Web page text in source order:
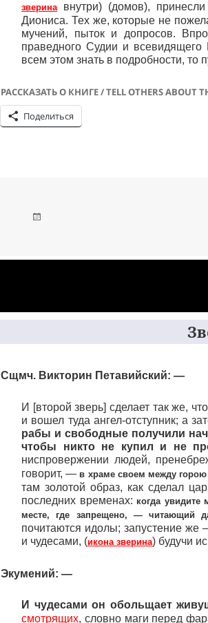
зверинавнутри) (домов),
Диониса. Тех же, которые не
мучений, пыток и допросов.
праведного Судии и всевидящего
всем этом знать в подробности, то
РАССКАЗАТЬ О КНИГЕ / TELL OTHERS ABOUT
Поделиться
Сщмч. Викторин Петавийский: —
И [второй зверь] сделает так же,
и вошел туда ангел-отступник; а
рабы и свободные получили
чтобы никто не купил и не
ниспровержении людей,
говорит, — в храме своем между
там золотой образ, как сделал
последних временах: когда увидите
месте, где запрещено, — читающий
почитаются идолы; запустение
и чудесами, (икона зверина) будучи
Экумений: —
И чудесами он обольщает
смотрящих, словно маги перед